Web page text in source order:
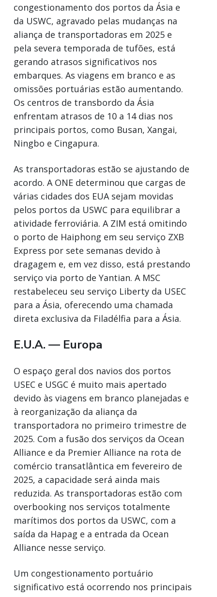
congestionamento dos portos da Ásia e
da USWC, agravado pelas mudanças na
aliança de transportadoras em 2025 e
pela severa temporada de tufões, está
gerando atrasos significativos nos
embarques. As viagens em branco e as
omissões portuárias estão aumentando.
Os centros de transbordo da Ásia
enfrentam atrasos de 10 a 14 dias nos
principais portos, como Busan, Xangai,
Ningbo e Cingapura.
As transportadoras estão se ajustando de
acordo. A ONE determinou que cargas de
várias cidades dos EUA sejam movidas
pelos portos da USWC para equilibrar a
atividade ferroviária. A ZIM está omitindo
o porto de Haiphong em seu serviço ZXB
Express por sete semanas devido à
dragagem e, em vez disso, está prestando
serviço via porto de Yantian. A MSC
restabeleceu seu serviço Liberty da USEC
para a Ásia, oferecendo uma chamada
direta exclusiva da Filadélfia para a Ásia.
E.U.A. — Europa
O espaço geral dos navios dos portos
USEC e USGC é muito mais apertado
devido às viagens em branco planejadas e
à reorganização da aliança da
transportadora no primeiro trimestre de
2025. Com a fusão dos serviços da Ocean
Alliance e da Premier Alliance na rota de
comércio transatlântica em fevereiro de
2025, a capacidade será ainda mais
reduzida. As transportadoras estão com
overbooking nos serviços totalmente
marítimos dos portos da USWC, com a
saída da Hapag e a entrada da Ocean
Alliance nesse serviço.
Um congestionamento portuário
significativo está ocorrendo nos principais